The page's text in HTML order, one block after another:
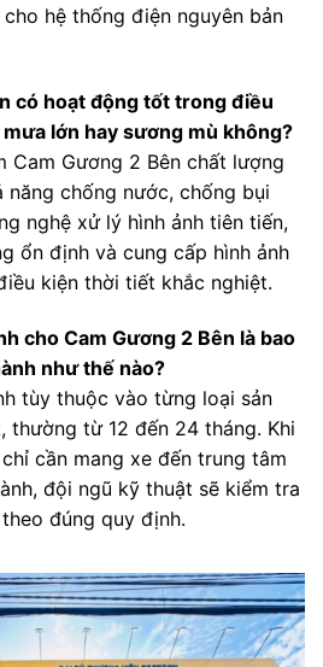
hệ thống điện nguyên bản
có hoạt động tốt trong điều
lớn hay sương mù không?
Cam Gương 2 Bên chất lượng
chống nước, chống bụi
nghệ xử lý hình ảnh tiên tiến,
ổn định và cung cấp hình ảnh
kiện thời tiết khắc nghiệt.
cho Cam Gương 2 Bên là bao
như thế nào?
tùy thuộc vào từng loại sản
thường từ 12 đến 24 tháng. Khi
cần mang xe đến trung tâm
đội ngũ kỹ thuật sẽ kiểm tra
đúng quy định.